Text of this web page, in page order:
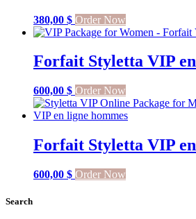
380,00 $ Order Now
Forfait Styletta VIP
600,00 $ Order Now
Forfait Styletta VIP
600,00 $ Order Now
Search